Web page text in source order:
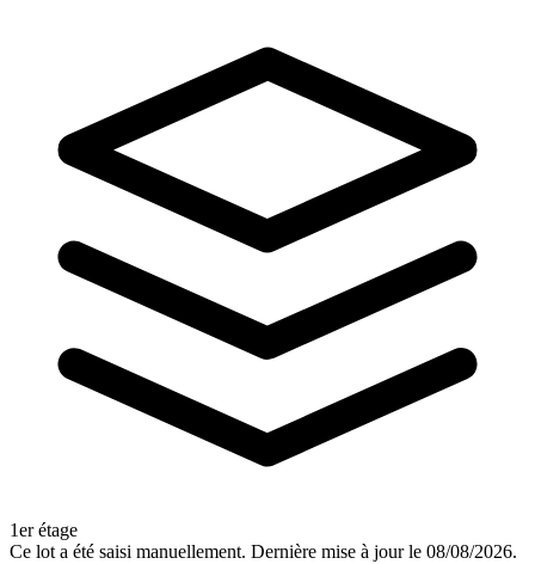
1er étage
Ce lot a été saisi manuellement. Dernière mise à jour le 08/08/2026.